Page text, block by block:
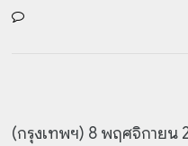
(กรุงเทพฯ) 8 พฤศจิกายน